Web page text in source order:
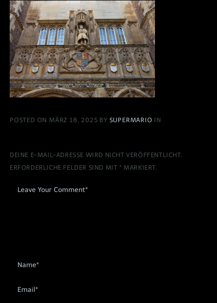
POSTED ON MÄRZ 18, 2025 BY SUPERMARIO IN
DEINE E-MAIL-ADRESSE WIRD NICHT VERÖFFENTLICHT.
ERFORDERLICHE FELDER SIND MIT* MARKIERT.